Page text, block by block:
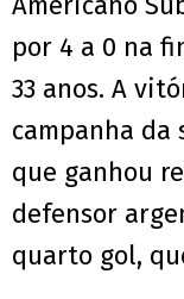
por 4 a 0 na
33 anos. A
campanha da
que ganhou
defensor
quarto gol,